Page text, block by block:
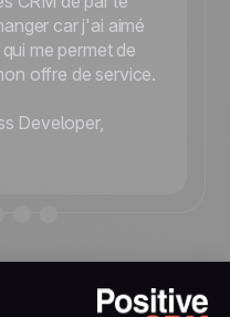
car j'ai aimé
me permet de
offre de service.
Developer,